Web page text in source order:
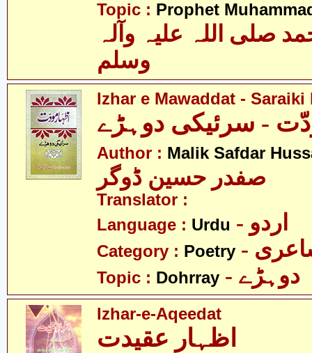
Topic : Prophet
صلی اللہ علیہ وآلہ
وسلم
Izhar e Mawaddat - Saraiki
- سرئیکی دوہڑے
Author : Malik Safdar
صفدر حسین ڈوگر
Translator :
Language : Urdu - اردو
Category : Poetry
Topic : Dohrray - دوہڑے
Izhar-e-Aqeedat
اظہار عقیدت